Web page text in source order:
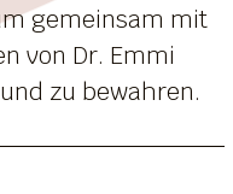
gemeinsam mit
von Dr. Emmi
zu bewahren.